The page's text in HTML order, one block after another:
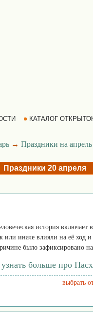
КАТАЛОГ
→ Праздники на
Праздники 20 апреля
история
или иначе влияли на её ход и
было зафиксировано
узнать больше про
выбрать